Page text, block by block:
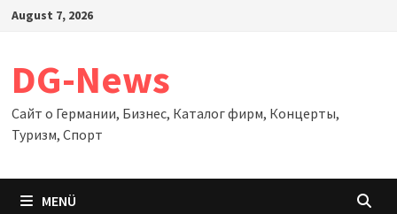
Zum
August 7, 2026
DG-News
Сайт о Германии, Бизнес, Каталог фирм, Концерты,
Туризм, Спорт
MENÜ